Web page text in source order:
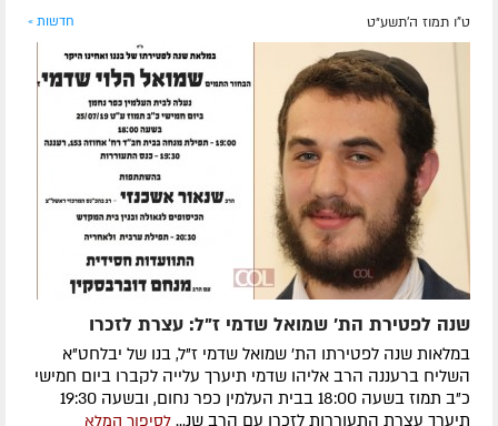
ט"ו תמוז ה׳תשע״ט חדשות »
שנה לפטירת הת' שמואל שדמי ז"ל: עצרת לזכרו
במלאות שנה לפטירתו הת' שמואל שדמי ז"ל, בנו של יבלחט"א
השליח ברעננה הרב אליהו שדמי תיערך עלייה לקברו ביום חמישי
כ"ב תמוז בשעה 18:00 בבית העלמין כפר נחום, ובשעה 19:30
תיערך עצרת התעוררות לזכרו עם הרב שנ... לסיפור המלא